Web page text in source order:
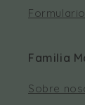
Familia
Sobre